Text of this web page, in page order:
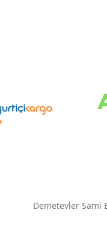
Demetevler Sami